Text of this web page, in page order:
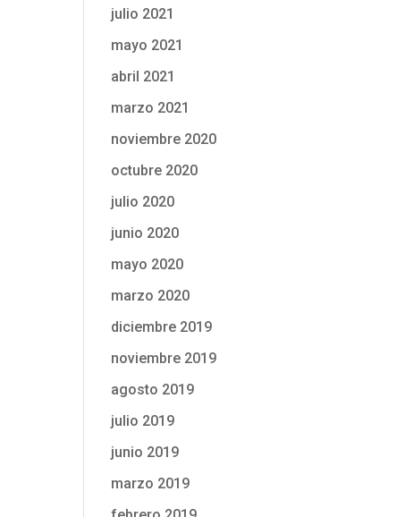
julio 2021
mayo 2021
abril 2021
marzo 2021
noviembre 2020
octubre 2020
julio 2020
junio 2020
mayo 2020
marzo 2020
diciembre 2019
noviembre 2019
agosto 2019
julio 2019
junio 2019
marzo 2019